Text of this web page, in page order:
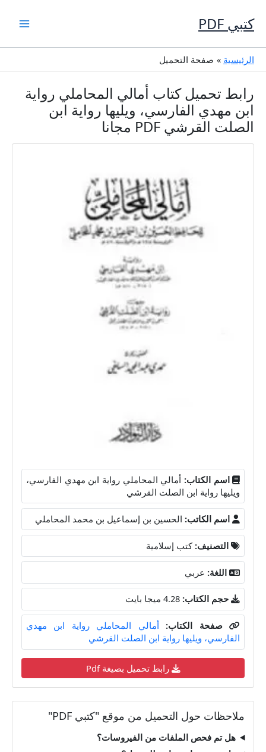
إلى
المحتوى
كتبي PDF
الرئيسية صفحة التحميل
رابط تحميل كتاب أمالي المحاملي رواية
ابن مهدي الفارسي، ويليها رواية ابن
الصلت القرشي PDF مجانا
اسم الكتاب: أمالي المحاملي رواية ابن مهدي الفارسي،
ويليها رواية ابن الصلت القرشي
اسم الكاتب: الحسين بن إسماعيل بن محمد المحاملي
التصنيف: كتب إسلامية
اللغة: عربي
حجم الكتاب: 4.28 ميجا بايت
صفحة الكتاب:
أمالي المحاملي رواية ابن مهدي
الفارسي، ويليها رواية ابن الصلت القرشي
رابط تحميل بصيغة Pdf
ملاحظات حول التحميل من موقع "كتبي PDF"
هل تم فحص الملفات من الفيروسات؟